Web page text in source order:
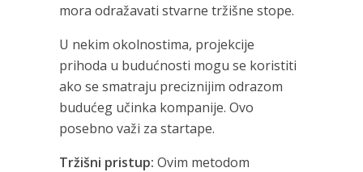
mora odražavati stvarne tržišne stope.
U nekim okolnostima, projekcije
prihoda u budućnosti mogu se koristiti
ako se smatraju preciznijim odrazom
budućeg učinka kompanije. Ovo
posebno važi za startape.
Tržišni pristup: Ovim metodom